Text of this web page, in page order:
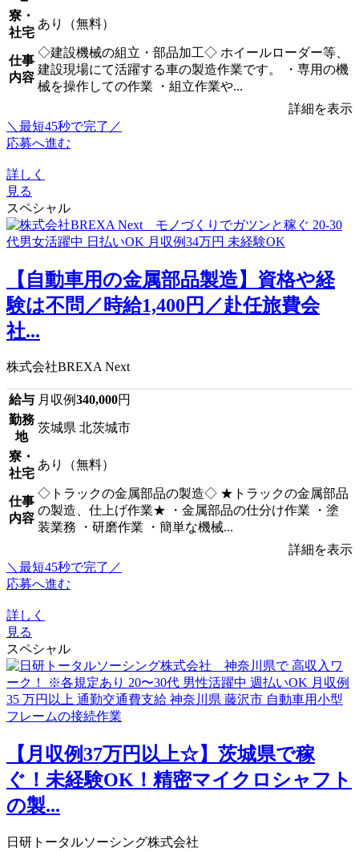
寮・
社宅
あり（無料）
仕事
内容
◇建設機械の組立・部品加工◇ ホイールローダー等、
建設現場にて活躍する車の製造作業です。 ・専用の機
械を操作しての作業 ・組立作業や...
詳細を表示
＼最短45秒で完了／
応募へ進む
詳しく
見る
スペシャル
【自動車用の金属部品製造】資格や経
験は不問／時給1,400円／赴任旅費会
社...
株式会社BREXA Next
給与 月収例340,000円
勤務
地
茨城県 北茨城市
寮・
社宅
あり（無料）
仕事
内容
◇トラックの金属部品の製造◇ ★トラックの金属部品
の製造、仕上げ作業★ ・金属部品の仕分け作業 ・塗
装業務 ・研磨作業 ・簡単な機械...
詳細を表示
＼最短45秒で完了／
応募へ進む
詳しく
見る
スペシャル
【月収例37万円以上☆】茨城県で稼
ぐ！未経験OK！精密マイクロシャフト
の製...
日研トータルソーシング株式会社